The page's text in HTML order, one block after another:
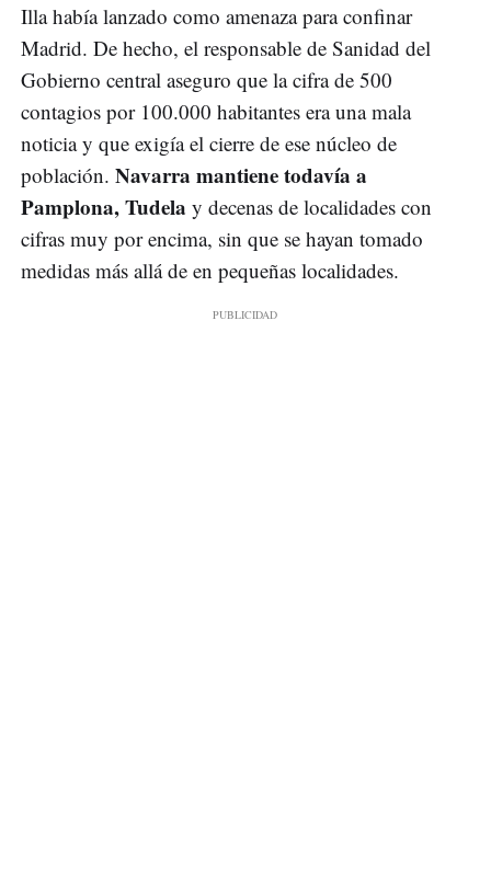
Illa había lanzado como amenaza para confinar
Madrid. De hecho, el responsable de Sanidad del
Gobierno central aseguro que la cifra de 500
contagios por 100.000 habitantes era una mala
noticia y que exigía el cierre de ese núcleo de
población. Navarra mantiene todavía a
Pamplona, Tudela y decenas de localidades con
cifras muy por encima, sin que se hayan tomado
medidas más allá de en pequeñas localidades.